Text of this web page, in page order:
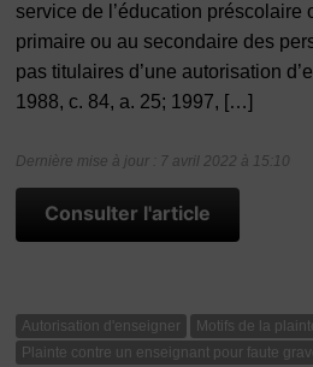
service de l’éducation préscolaire
primaire ou au secondaire des
pas titulaires d’une autorisation
1988, c. 84, a. 25; 1997, […]
Dernière mise à jour : 7 avril 2022 à 15:10
Consulter l'article
Autorisation d'enseigner
Motifs de la
Plainte contre un enseignant pour faute